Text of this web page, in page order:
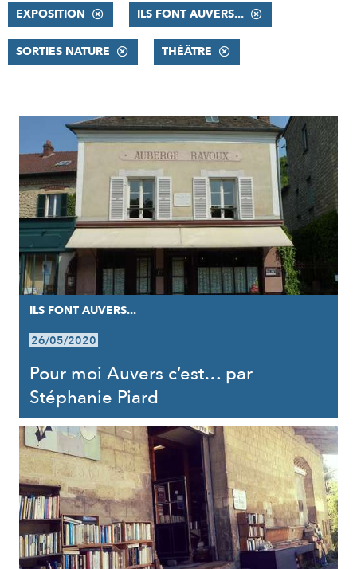
EXPOSITION ILS FONT AUVERS...
SORTIES NATURE THÉÂTRE
RÉSULTATS
ILS FONT AUVERS...
26/05/2020
Pour moi Auvers c’est… par
Stéphanie Piard